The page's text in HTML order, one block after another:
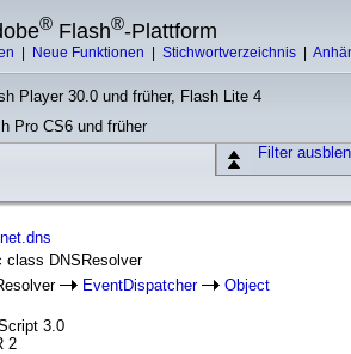
® Flash®-Plattform
Neue Funktionen Stichwortverzeichnis
Player 30.0 und früher, Flash Lite 4
Pro CS6 und früher
Filter
class DNSResolver
EventDispatcher Object
3.0
2